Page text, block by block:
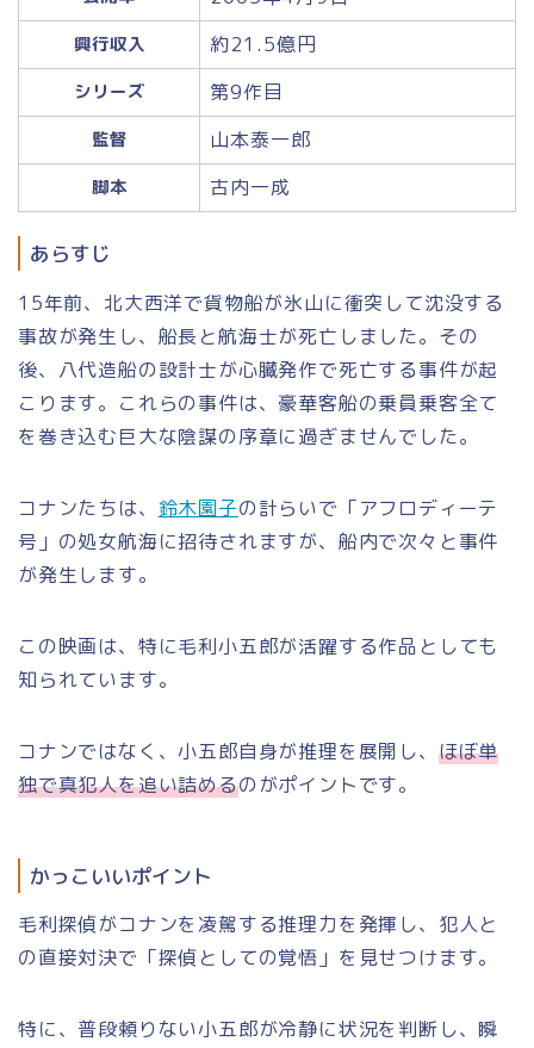
興行収入 約21.5億円
シリーズ 第9作目
監督 山本泰一郎
脚本 古内一成
あらすじ
15年前、北大西洋で貨物船が氷山に衝突して沈没する
事故が発生し、船長と航海士が死亡しました。その
後、八代造船の設計士が心臓発作で死亡する事件が起
こります。これらの事件は、豪華客船の乗員乗客全て
を巻き込む巨大な陰謀の序章に過ぎませんでした。
コナンたちは、 鈴木園子の計らいで「アフロディーテ
号」の処女航海に招待されますが、船内で次々と事件
が発生します。
この映画は、特に毛利小五郎が活躍する作品としても
知られています。
コナンではなく、小五郎自身が推理を展開し、 ほぼ単
独で真犯人を追い詰めるのがポイントです。
かっこいいポイント
毛利探偵がコナンを凌駕する推理力を発揮し、犯人と
の直接対決で「探偵としての覚悟」を見せつけます。
特に、普段頼りない小五郎が冷静に状況を判断し、瞬